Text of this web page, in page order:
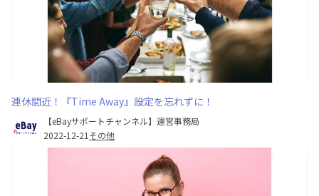
連休間近！『Time Away』設定を忘れずに！
【eBayサポートチャンネル】運営事務局
2022-12-21 その他